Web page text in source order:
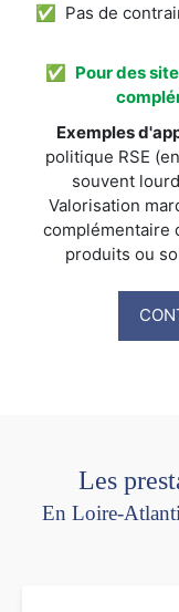
✅ Pas de
✅ Pour des
Exemples
politique RSE
souvent
Valorisation
complémentaire
produits ou
Les
En Loire-